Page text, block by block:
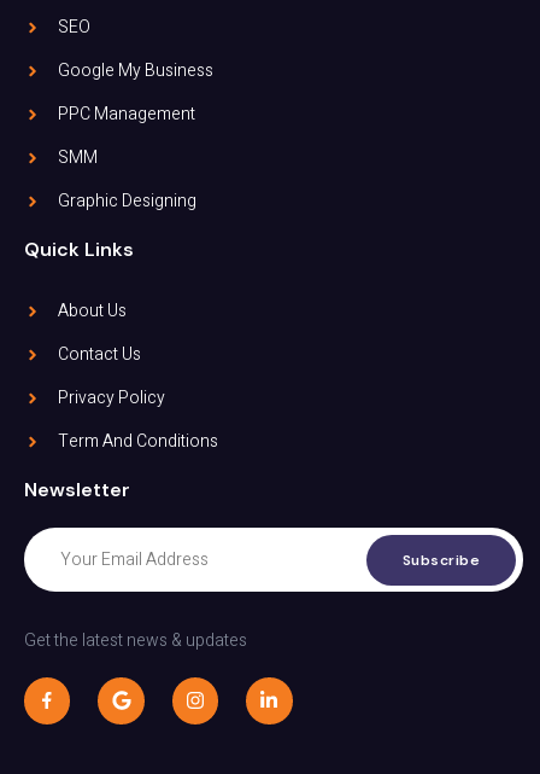
SEO
Google My Business
PPC Management
SMM
Graphic Designing
Quick Links
About Us
Contact Us
Privacy Policy
Term And Conditions
Newsletter
Subscribe
Get the latest news & updates